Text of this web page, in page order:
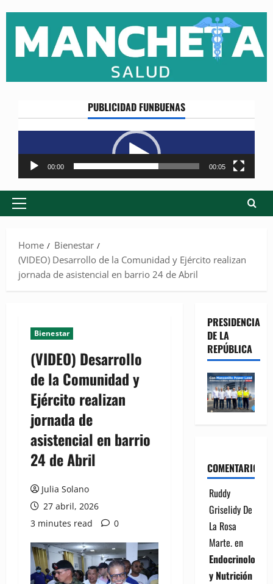
content
PUBLICIDAD FUNBUENAS
Reproductor
de
vídeo
00:00 00:05
Primary
Home
Bienestar
(VIDEO) Desarrollo de la Comunidad y Ejército realizan
jornada de asistencial en barrio 24 de Abril
Bienestar
(VIDEO) Desarrollo
de la Comunidad y
Ejército realizan
jornada de
asistencial en barrio
24 de Abril
Julia Solano
27 abril, 2026
3 minutes read
0
PRESIDENCIA
DE LA
REPÚBLICA
COMENTARIOS
Ruddy
Griselidy De
La Rosa
Marte.en
Endocrinología
y Nutrición